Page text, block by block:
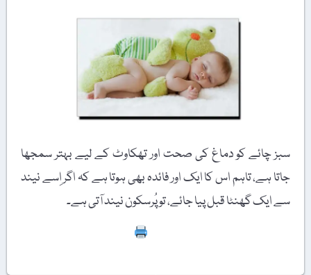
سبز چائے کو دماغ کی صحت اور تھکاوٹ کے لیے بہتر سمجھا
جاتا ہے، تاہم اس کا ایک اور فائدہ بھی ہوتا ہے کہ اگر اِسے نیند
سے ایک گھنٹا قبل پیا جائے، تو پُرسکون نیند آتی ہے۔